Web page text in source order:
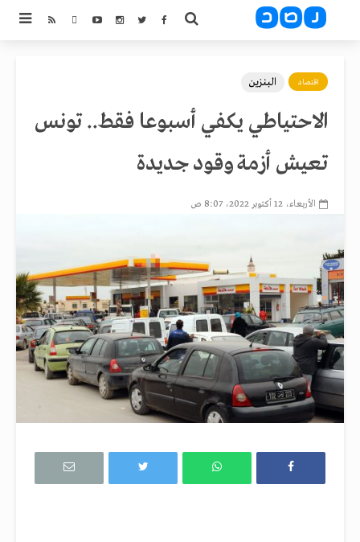
اقتصاد البنزين
الاحتياطي يكفي أسبوعا فقط.. تونس
تعيش أزمة وقود جديدة
الأربعاء، 12 أكتوبر 2022، 8:07 ص